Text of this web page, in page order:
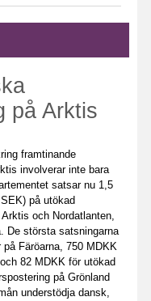
på Arktis
framtinande
involverar inte bara
satsar nu 1,5
på utökad
och Nordatlanten,
De största satsningarna
Färöarna, 750 MDKK
82 MDKK för utökad
på Grönland
understödja dansk,